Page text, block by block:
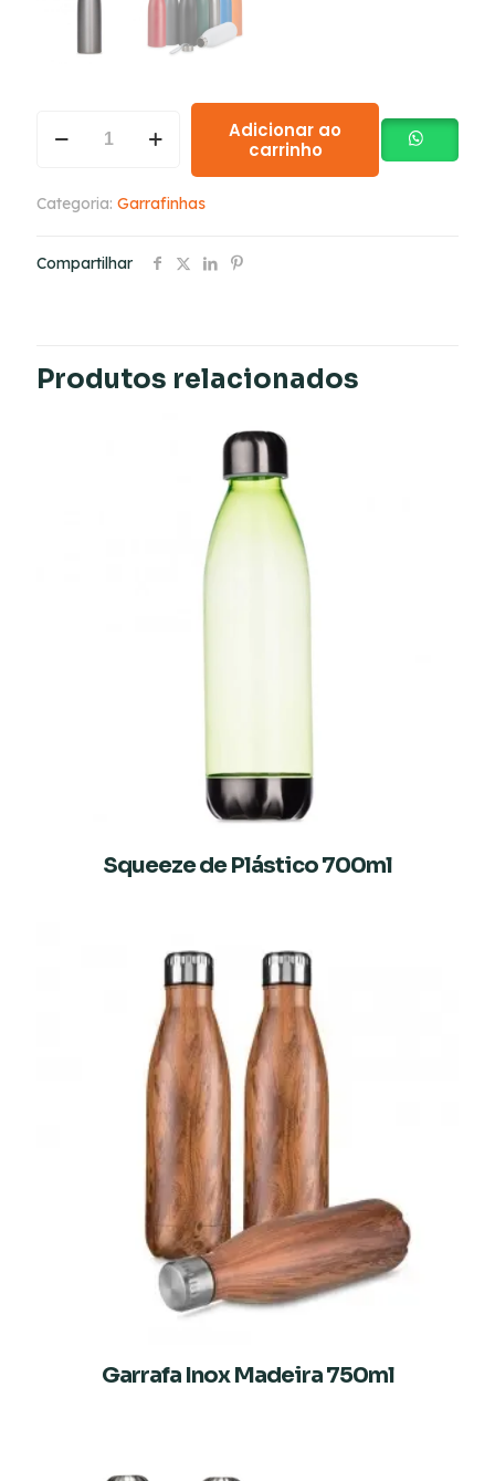
Adicionar ao
carrinho
Categoria: Garrafinhas
Compartilhar
Produtos relacionados
Squeeze de Plástico 700ml
Garrafa Inox Madeira 750ml